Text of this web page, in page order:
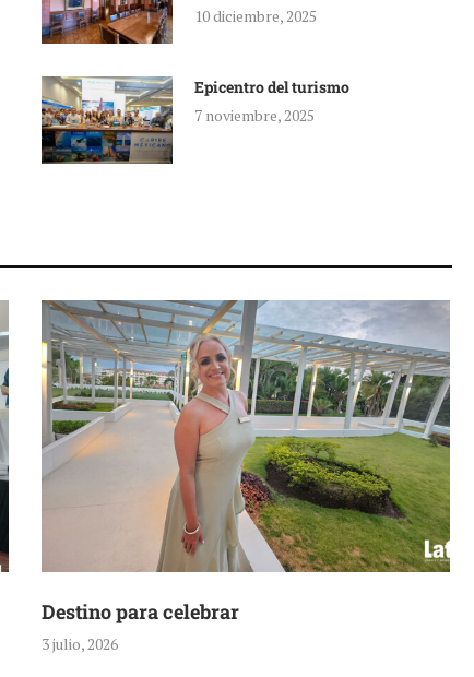
10 diciembre, 2025
Epicentro del turismo
7 noviembre, 2025
Destino para celebrar
3 julio, 2026